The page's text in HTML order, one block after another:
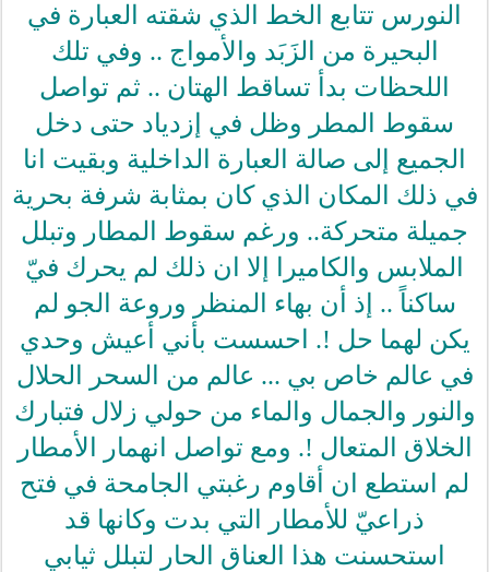
النورس تتابع الخط الذي شقته العبارة في
البحيرة من الزَبَد والأمواج .. وفي تلك
اللحظات بدأ تساقط الهتان .. ثم تواصل
سقوط المطر وظل في إزدياد حتى دخل
الجميع إلى صالة العبارة الداخلية وبقيت انا
في ذلك المكان الذي كان بمثابة شرفة بحرية
جميلة متحركة.. ورغم سقوط المطار وتبلل
الملابس والكاميرا إلا ان ذلك لم يحرك فيّ
ساكناً .. إذ أن بهاء المنظر وروعة الجو لم
يكن لهما حل !. احسست بأني أعيش وحدي
في عالم خاص بي ... عالم من السحر الحلال
والنور والجمال والماء من حولي زلال فتبارك
الخلاق المتعال !. ومع تواصل انهمار الأمطار
لم استطع ان أقاوم رغبتي الجامحة في فتح
ذراعيّ للأمطار التي بدت وكانها قد
استحسنت هذا العناق الحار لتبلل ثيابي